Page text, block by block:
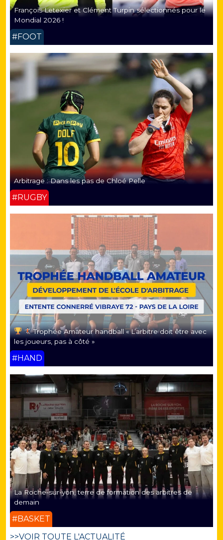
François Letexier et Clément Turpin sélectionnés pour le
Mondial 2026 !
#FOOT
Arbitrage : Dans les pas de Chloé Pelle
#RUGBY
Trophée Amateur handball « L’arbitre doit être avec
les joueurs, pas à côté »
#HAND
La Roche-sur-yon, terre de formation des arbitres de
demain
#BASKET
>>VOIR TOUTE L'ACTUALITÉ